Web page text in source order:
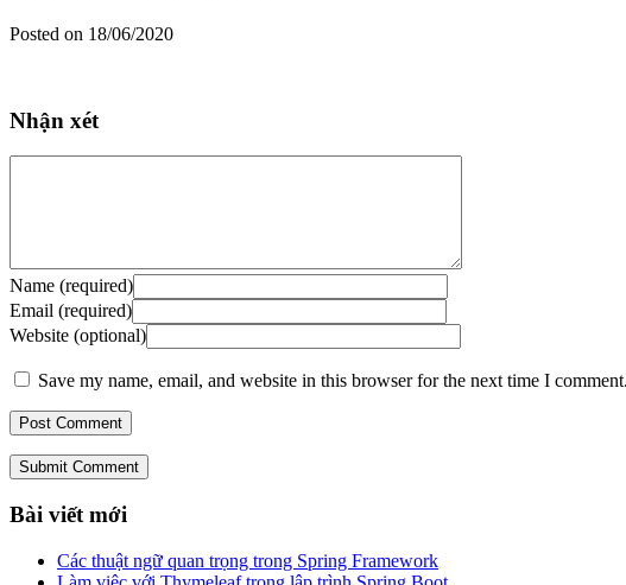
Posted on 18/06/2020
Nhận xét
Name (required)
Email (required)
Website (optional)
Save my name, email, and website in this browser for the next time I comment.
Submit Comment
Bài viết mới
Các thuật ngữ quan trọng trong Spring Framework